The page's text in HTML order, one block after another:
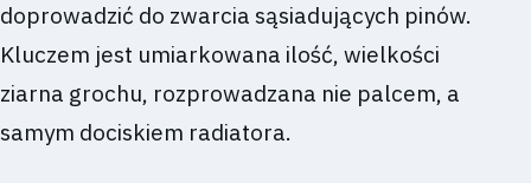
doprowadzić do zwarcia sąsiadujących pinów.
Kluczem jest umiarkowana ilość, wielkości
ziarna grochu, rozprowadzana nie palcem, a
samym dociskiem radiatora.